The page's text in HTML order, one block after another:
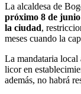
La alcaldesa de
próximo 8 de junio
la ciudad,
meses cuando la
La mandataria local
licor en
además, no habrá